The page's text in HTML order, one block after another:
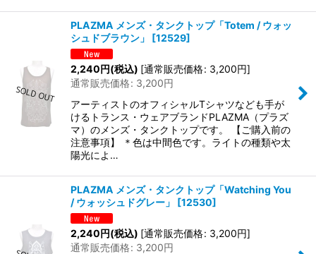
PLAZMA メンズ・タンクトップ「Totem / ウォッ
シュドブラウン」
[12529]
2,240円(税込) [通常販売価格: 3,200円]
通常販売価格: 3,200円
アーティストのオフィシャルTシャツなども手が
けるトランス・ウェアブランドPLAZMA（プラズ
マ）のメンズ・タンクトップです。 【ご購入前の
注意事項】 ＊色は中間色です。ライトの種類や太
陽光によ…
PLAZMA メンズ・タンクトップ「Watching You
/ ウォッシュドグレー」
[12530]
2,240円(税込) [通常販売価格: 3,200円]
通常販売価格: 3,200円